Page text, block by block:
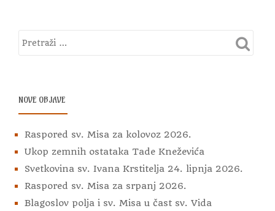
NOVE OBJAVE
Raspored sv. Misa za kolovoz 2026.
Ukop zemnih ostataka Tade Kneževića
Svetkovina sv. Ivana Krstitelja 24. lipnja 2026.
Raspored sv. Misa za srpanj 2026.
Blagoslov polja i sv. Misa u čast sv. Vida